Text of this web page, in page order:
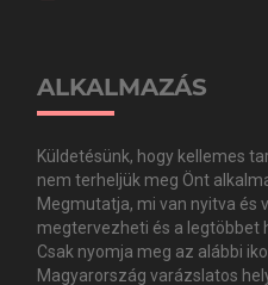
ALKALMAZÁS
Küldetésünk, hogy kellemes
nem terheljük meg Önt
Megmutatja, mi van nyitva és
megtervezheti és a legtöbbet
Csak nyomja meg az alábbi
Magyarország varázslatos